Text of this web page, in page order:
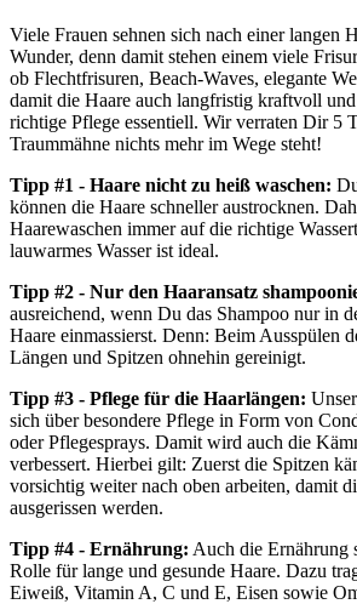
Viele Frauen sehnen sich nach einer langen
Wunder, denn damit stehen einem viele
ob Flechtfrisuren, Beach-Waves, elegante
damit die Haare auch langfristig kraftvoll
richtige Pflege essentiell. Wir verraten Dir 5
Traummähne nichts mehr im Wege steht!
Tipp #1 - Haare nicht zu heiß waschen:
können die Haare schneller austrocknen.
Haarewaschen immer auf die richtige
lauwarmes Wasser ist ideal.
Tipp #2 - Nur den Haaransatz
ausreichend, wenn Du das Shampoo nur in
Haare einmassierst. Denn: Beim Ausspülen
Längen und Spitzen ohnehin gereinigt.
Tipp #3 - Pflege für die Haarlängen:
sich über besondere Pflege in Form von
oder Pflegesprays. Damit wird auch die
verbessert. Hierbei gilt: Zuerst die Spitzen
vorsichtig weiter nach oben arbeiten, damit
ausgerissen werden.
Tipp #4 - Ernährung: Auch die Ernährung
Rolle für lange und gesunde Haare. Dazu
Eiweiß, Vitamin A, C und E, Eisen sowie